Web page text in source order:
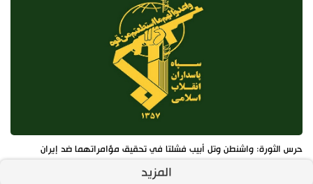
حرس الثورة: واشنطن وتل أبيب فشلتا في تحقيق مؤامراتهما ضد إيران
المزيد